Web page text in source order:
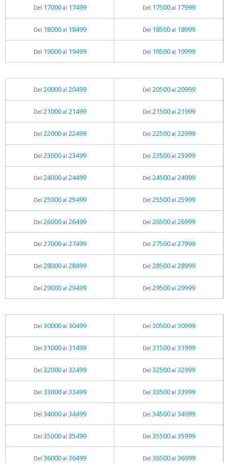
Del 17000al 17499 Del 17500al 17999
Del 18000al 18499 Del 18500al 18999
Del 19000al 19499 Del 19500al 19999
Del 20000al 20499 Del 20500al 20999
Del 21000al 21499 Del 21500al 21999
Del 22000al 22499 Del 22500al 22999
Del 23000al 23499 Del 23500al 23999
Del 24000al 24499 Del 24500al 24999
Del 25000al 25499 Del 25500al 25999
Del 26000al 26499 Del 26500al 26999
Del 27000al 27499 Del 27500al 27999
Del 28000al 28499 Del 28500al 28999
Del 29000al 29499 Del 29500al 29999
Del 30000al 30499 Del 30500al 30999
Del 31000al 31499 Del 31500al 31999
Del 32000al 32499 Del 32500al 32999
Del 33000al 33499 Del 33500al 33999
Del 34000al 34499 Del 34500al 34999
Del 35000al 35499 Del 35500al 35999
Del 36000al 36499 Del 36500al 36999